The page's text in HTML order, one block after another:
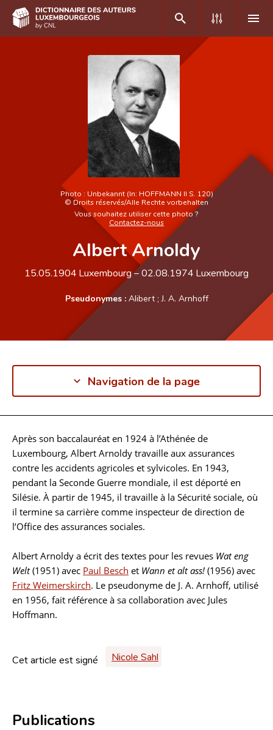
Recherche avancée
Foire aux questions
Photo : Unbekannt (In: HOFFMANN II S. 120)
© Droits réservés/Alle Rechte vorbehalten
Vous souhaitez utiliser cette photo ?
Contactez-nous
Albert Arnoldy
15.05.1904 Luxembourg–02.08.1974 Luxembourg
Pseudonymes : Alibert;J. A. Arnhoff
Navigation de la page
Biographie
Après son baccalauréat en 1924 à l’Athénée de
Luxembourg, Albert Arnoldy travaille aux assurances
contre les accidents agricoles et sylvicoles. En 1943,
pendant la Seconde Guerre mondiale, il est déporté en
Silésie. À partir de 1945, il travaille à la Sécurité sociale, où
il termine sa carrière comme inspecteur de direction de
l’Office des assurances sociales.
Albert Arnoldy a écrit des textes pour les revues Wat eng
Welt(1951) avec Paul Besch et Wann et alt ass! (1956) avec
Fritz Weimerskirch. Le pseudonyme de J. A. Arnhoff, utilisé
en 1956, fait référence à sa collaboration avec Jules
Hoffmann.
Cet article est signé Nicole Sahl
Publications